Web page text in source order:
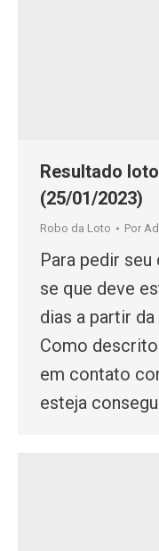
Resultado
(25/01/2023)
Robo da Loto Por
Para pedir
se que deve
dias a partir
Como
em contato
esteja